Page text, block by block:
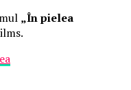
„În pielea